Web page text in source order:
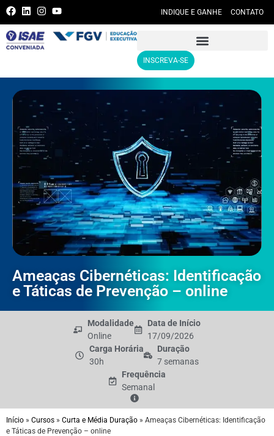
INDIQUE E GANHE CONTATO
INSCREVA-SE
Ameaças Cibernéticas: Identificação
e Táticas de Prevenção – online
Modalidade
Online
Data de Início
17/09/2026
Carga Horária
30h
Duração
7 semanas
Frequência
Semanal
Início » Cursos » Curta e Média Duração » Ameaças Cibernéticas: Identificação
e Táticas de Prevenção – online